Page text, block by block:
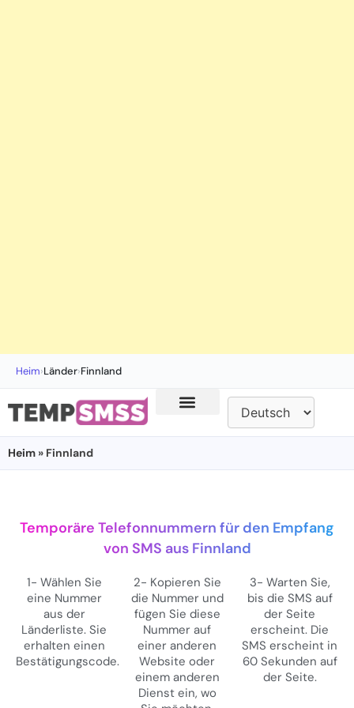
Heim›Länder›Finnland
Heim » Finnland
Temporäre Telefonnummern für den Empfang
von SMS aus Finnland
1- Wählen Sie
eine Nummer
aus der
Länderliste. Sie
erhalten einen
Bestätigungscode.
2- Kopieren Sie
die Nummer und
fügen Sie diese
Nummer auf
einer anderen
Website oder
einem anderen
Dienst ein, wo
3- Warten Sie,
bis die SMS auf
der Seite
erscheint. Die
SMS erscheint in
60 Sekunden auf
der Seite.